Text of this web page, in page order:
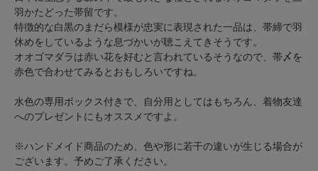
羽かたどった帯留です。
特徴的な白黒のまだら模様が忠実に表現された一品は、帯締で羽
休めをしているような息づかいが聴こえてきそうです。
オオゴマダラは赤い花を好むと言われているそうなので、帯〆を
赤色で合わせてみるとおもしろいですね。
水色の専用ボックス付きで、自分用としてはもちろん、着物友達
へのプレゼントにもオススメですよ。
※ハンドメイド商品のため、色や形に若干の違いが生じる場合が
ございます。予めご了承ください。